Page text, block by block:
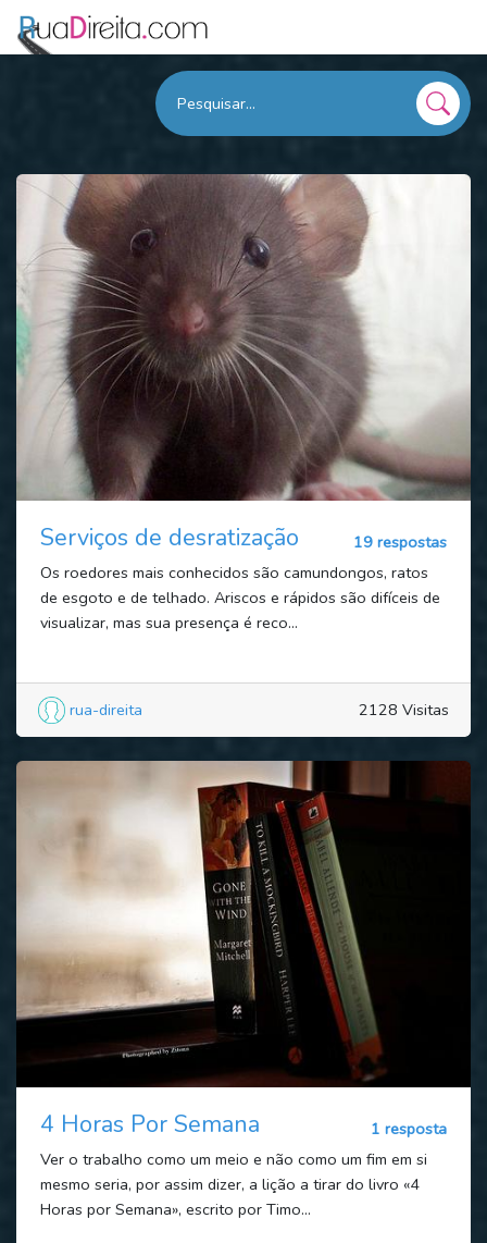
Serviços de desratização
19 respostas
Os roedores mais conhecidos são camundongos, ratos
de esgoto e de telhado. Ariscos e rápidos são difíceis de
visualizar, mas sua presença é reco...
rua-direita 2128 Visitas
4 Horas Por Semana
1 resposta
Ver o trabalho como um meio e não como um fim em si
mesmo seria, por assim dizer, a lição a tirar do livro «4
Horas por Semana», escrito por Timo...